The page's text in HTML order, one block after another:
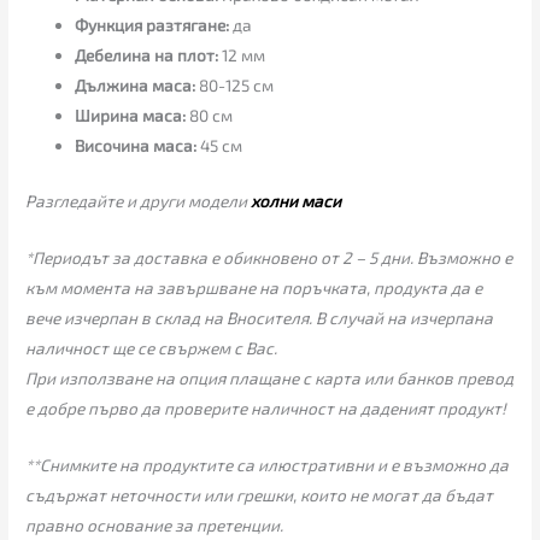
Функция разтягане: да
Дебелина на плот:12 мм
Дължина маса: 80-125 см
Ширина маса: 80 см
Височина маса:45 см
Разгледайте и други моделихолни маси
*Периодът за доставка е обикновено от 2 – 5 дни. Възможно е
към момента на завършване на поръчката, продукта да е
вече изчерпан в склад на Вносителя. В случай на изчерпана
наличност ще се свържем с Вас.
При използване на опция плащане с карта или банков превод
е добре първо да проверите наличност на даденият продукт!
**Снимките на продуктите са илюстративни и е възможно да
съдържат неточности или грешки, които не могат да бъдат
правно основание за претенции.